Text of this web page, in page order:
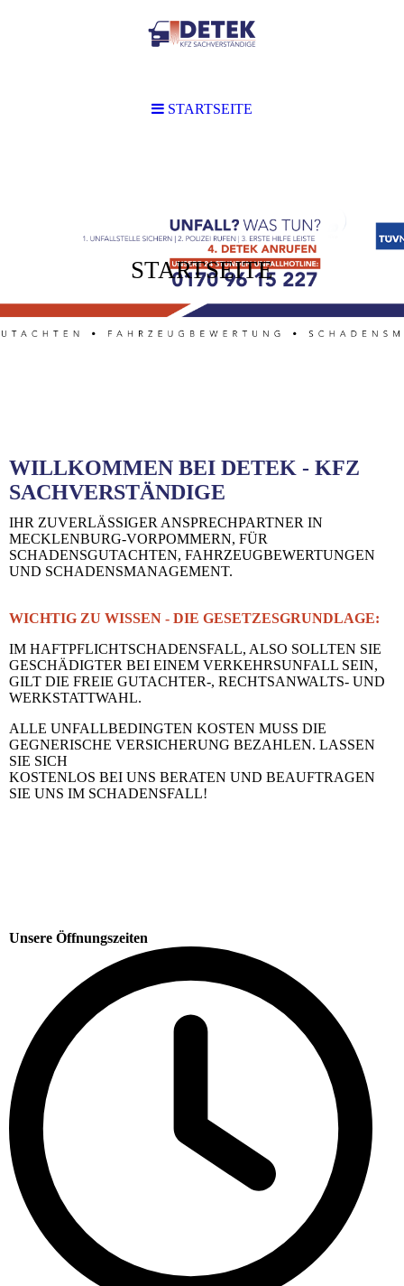
STARTSEITE
WILLKOMMEN BEI DETEK - KFZ
SACHVERSTÄNDIGE
IHR ZUVERLÄSSIGER ANSPRECHPARTNER IN
MECKLENBURG-VORPOMMERN, FÜR
SCHADENSGUTACHTEN, FAHRZEUGBEWERTUNGEN
UND SCHADENSMANAGEMENT.
WICHTIG ZU WISSEN - DIE GESETZESGRUNDLAGE:
IM HAFTPFLICHTSCHADENSFALL, ALSO SOLLTEN SIE
GESCHÄDIGTER BEI EINEM VERKEHRSUNFALL SEIN,
GILT DIE FREIE GUTACHTER-, RECHTSANWALTS- UND
WERKSTATTWAHL.
ALLE UNFALLBEDINGTEN KOSTEN MUSS DIE
GEGNERISCHE VERSICHERUNG BEZAHLEN. LASSEN
SIE SICH
KOSTENLOS BEI UNS BERATEN UND BEAUFTRAGEN
SIE UNS IM SCHADENSFALL!
Unsere Öffnungszeiten
STARTSEITE